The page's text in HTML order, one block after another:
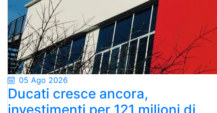
05 Ago 2026
Ducati cresce ancora,